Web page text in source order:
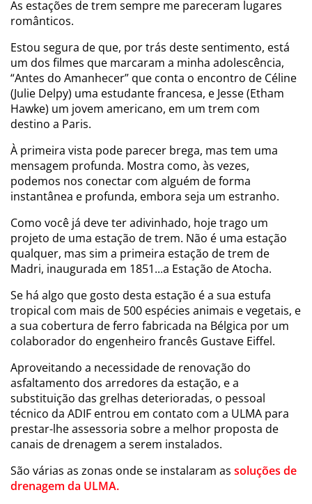
As estações de trem sempre me pareceram lugares
românticos.
Estou segura de que, por trás deste sentimento, está
um dos filmes que marcaram a minha adolescência,
“Antes do Amanhecer” que conta o encontro de Céline
(Julie Delpy) uma estudante francesa, e Jesse (Etham
Hawke) um jovem americano, em um trem com
destino a Paris.
À primeira vista pode parecer brega, mas tem uma
mensagem profunda. Mostra como, às vezes,
podemos nos conectar com alguém de forma
instantânea e profunda, embora seja um estranho.
Como você já deve ter adivinhado, hoje trago um
projeto de uma estação de trem. Não é uma estação
qualquer, mas sim a primeira estação de trem de
Madri, inaugurada em 1851...a Estação de Atocha.
Se há algo que gosto desta estação é a sua estufa
tropical com mais de 500 espécies animais e vegetais, e
a sua cobertura de ferro fabricada na Bélgica por um
colaborador do engenheiro francês Gustave Eiffel.
Aproveitando a necessidade de renovação do
asfaltamento dos arredores da estação, e a
substituição das grelhas deterioradas, o pessoal
técnico da ADIF entrou em contato com a ULMA para
prestar-lhe assessoria sobre a melhor proposta de
canais de drenagem a serem instalados.
São várias as zonas onde se instalaram as soluções de
drenagem da ULMA.